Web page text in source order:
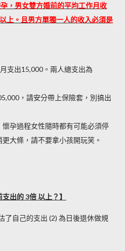
，男女雙方婚前的平均工作月收
上。且男方單獨一人的收入必須是
支出15,000。兩人總支出為
，請安分帶上保險套，別搞出
孕過程女性隨時都有可能必須停
大條，請不要拿小孩開玩笑。
出的 3倍 以上？】
了自己的支出 (2) 為日後退休做規